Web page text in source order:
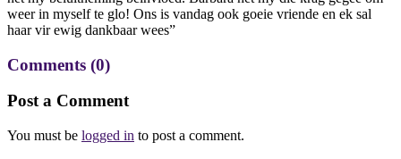
weer in myself te glo! Ons is vandag ook goeie vriende en ek sal
haar vir ewig dankbaar wees”
Comments (0)
Post a Comment
You must be logged in to post a comment.